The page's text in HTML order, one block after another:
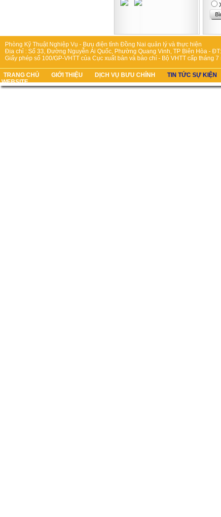
Phòng Kỹ Thuật Nghiệp Vụ - Bưu điện tỉnh Đồng Nai quản lý và thực hiện
Địa chỉ : Số 33, Đường Nguyễn Ái Quốc, Phường Quang Vinh, TP Biên Hòa -
Giấy phép số 100/GP-VHTT của Cục xuất bản và báo chí - Bộ VHTT cấp tháng 7
TRANG CHỦ GIỚI THIỆU DỊCH VỤ BƯU CHÍNH
TIN TỨC SỰ KIỆN
WEBSITE